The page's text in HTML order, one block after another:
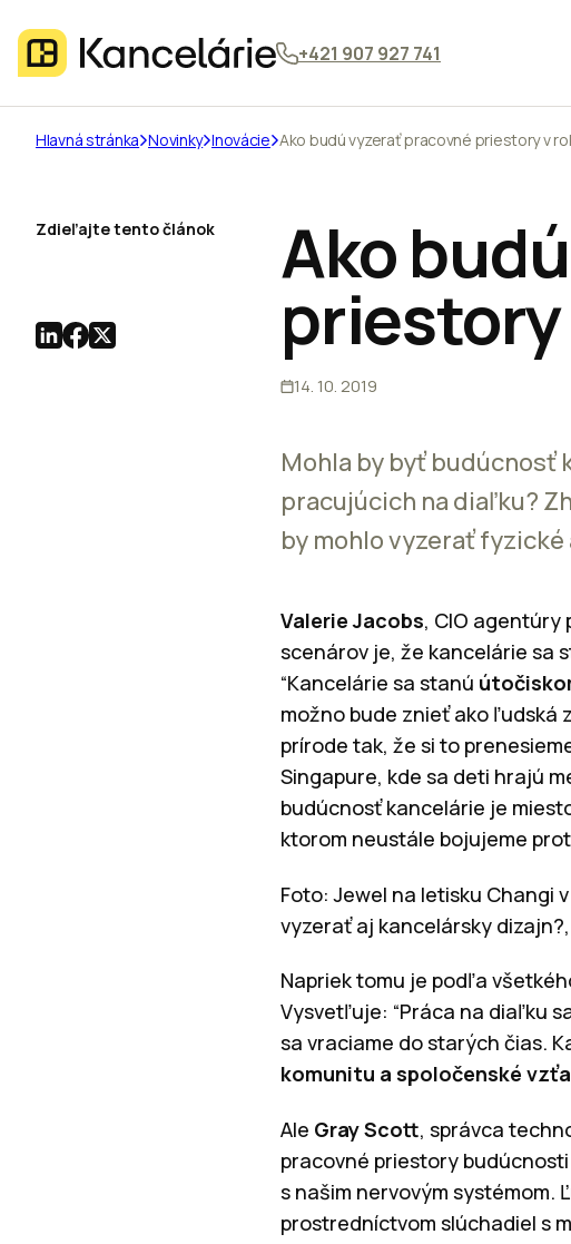
+421 907 927 741
Hlavná stránka Novinky Inovácie Ako budú vyzerať pracovné priestory v
Ako
14. 10. 2019
Mohla by byť budúcnosť
pracujúcich na diaľku?
by mohlo vyzerať
Valerie Jacobs, CIO agentúry
scenárov je, že kancelárie sa
“Kancelárie sa stanú
možno bude znieť ako ľudská
prírode tak, že si to
Singapure, kde sa deti hrajú
budúcnosť kancelárie je
ktorom neustále bojujeme
Foto: Jewel na letisku Changi
vyzerať aj kancelársky
Napriek tomu je podľa
Vysvetľuje: “Práca na diaľku
sa vraciame do starých čias.
komunitu a spoločenské
Ale Gray Scott, správca
pracovné priestory
s našim nervovým systémom.
prostredníctvom slúchadiel s
Zdieľajte tento článok